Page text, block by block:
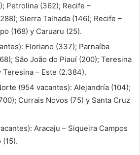
Petrolina (362); Recife –
Sierra Talhada (146); Recife –
(168) y Caruaru (25).
Floriano (337); Parnaíba
São João do Piauí (200); Teresina
– Este (2.384).
(954 vacantes): Alejandría (104);
Currais Novos (75) y Santa Cruz
Aracaju – Siqueira Campos
(15).